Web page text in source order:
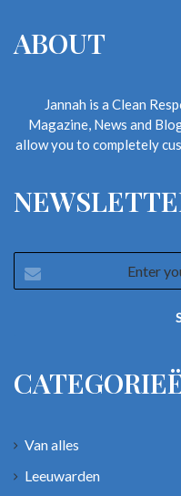
ABOUT
Jannah is a Clean
Magazine, News and
allow you to completely
your
Van alles
Leeuwarden